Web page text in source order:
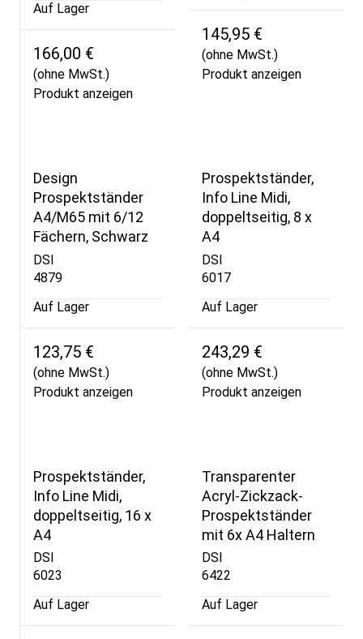
Auf Lager
166,00 €
(ohne MwSt.)
Produkt anzeigen
145,95 €
(ohne MwSt.)
Produkt anzeigen
Design
Prospektständer
A4/M65 mit 6/12
Fächern, Schwarz
DSI
4879
Auf Lager
123,75 €
(ohne MwSt.)
Produkt anzeigen
Prospektständer,
Info Line Midi,
doppeltseitig, 8 x
A4
DSI
6017
Auf Lager
243,29 €
(ohne MwSt.)
Produkt anzeigen
Prospektständer,
Info Line Midi,
doppeltseitig, 16 x
A4
DSI
6023
Auf Lager
Transparenter
Acryl-Zickzack-
Prospektständer
mit 6x A4 Haltern
DSI
6422
Auf Lager